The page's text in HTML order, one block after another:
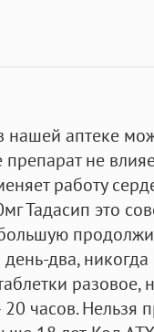
нашей аптеке
препарат не
работу
Тадасип это
два,
разовое,
часов. Нельзя